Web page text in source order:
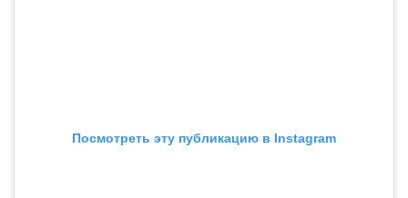
Посмотреть эту публикацию в Instagram